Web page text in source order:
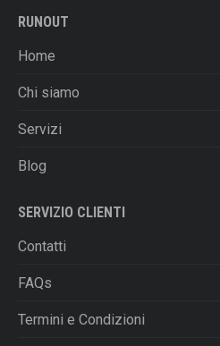
RUNOUT
Home
Chi siamo
Servizi
Blog
SERVIZIO CLIENTI
Contatti
FAQs
Termini e Condizioni